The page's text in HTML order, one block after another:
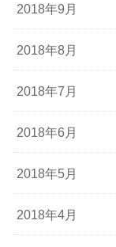
2018年9月
2018年8月
2018年7月
2018年6月
2018年5月
2018年4月